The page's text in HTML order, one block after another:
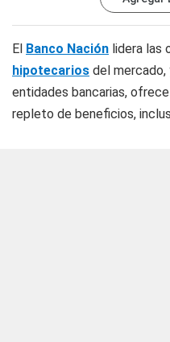
El Banco Nación lidera las
hipotecarios del
entidades bancarias,
repleto de beneficios,